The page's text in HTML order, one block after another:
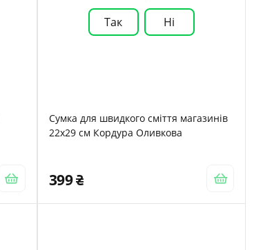
Так Ні
Сумка для швидкого сміття магазинів
22х29 см Кордура Оливкова
399